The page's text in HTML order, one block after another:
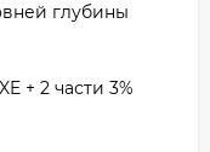
глубины
+ 2 части 3%